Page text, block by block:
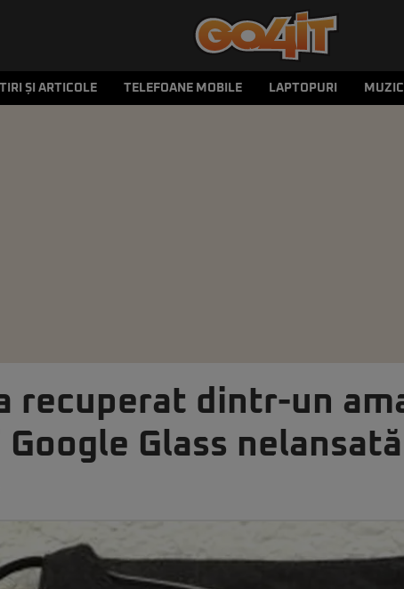
ȘI ARTICOLE TELEFOANE MOBILE LAPTOPURI
recuperat dintr-un
Glass nelansată